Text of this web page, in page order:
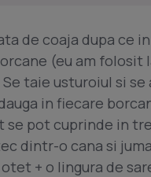
de coaja dupa ce
(eu am
taie usturoiul si
in fiecare
se pot cuprinde in
dintr-o cana si
+ o lingura de